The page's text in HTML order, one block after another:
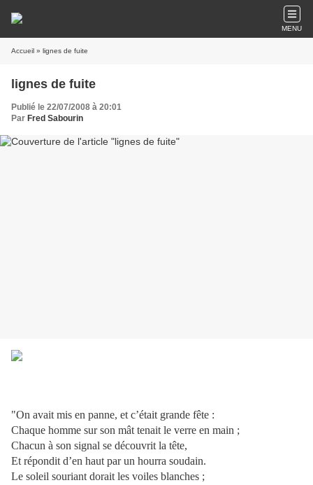
MENU
Accueil » lignes de fuite
lignes de fuite
Publié le 22/07/2008 à 20:01
Par Fred Sabourin
"On avait mis en panne, et c’était grande fête :
Chaque homme sur son mât tenait le verre en main ;
Chacun à son signal se découvrit la tête,
Et répondit d’en haut par un hourra soudain.
Le soleil souriant dorait les voiles blanches ;